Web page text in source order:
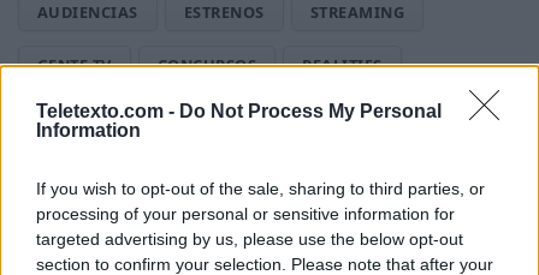
Teletexto.com - Do Not Process My Personal
Information
If you wish to opt-out of the sale, sharing to third parties, or
processing of your personal or sensitive information for
targeted advertising by us, please use the below opt-out
section to confirm your selection. Please note that after your
AUDIENCIAS ESTRENOS STREAMING
GENTE TV CONCURSOS REALITIES